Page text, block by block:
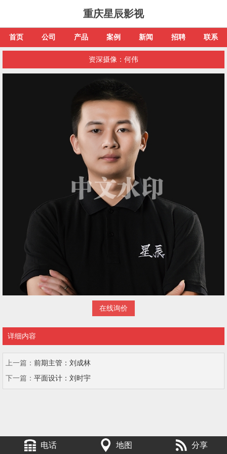
重庆星辰影视
首页 公司 产品 案例 新闻 招聘 联系
资深摄像：何伟
在线询价
详细内容
上一篇： 前期主管：刘成林
下一篇： 平面设计：刘时宇
电话 地图 分享